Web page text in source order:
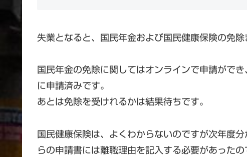
失業となると、国民年金および国民健康保険の免
国民年金の免除に関してはオンラインで申請がで
に申請済みです。
あとは免除を受けれるかは結果待ちです。
国民健康保険は、よくわからないのですが次年度
らの申請書には離職理由を記入する必要があった